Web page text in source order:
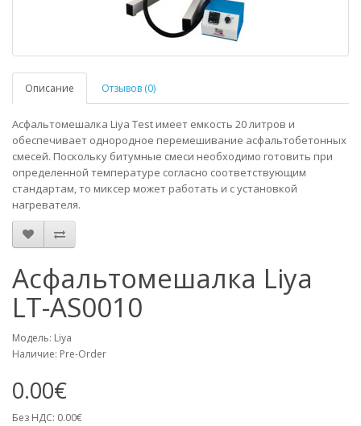
Описание Отзывов (0)
Асфальтомешалка Liya Test имеет емкость 20 литров и
обеспечивает однородное перемешивание асфальтобетонных
смесей. Поскольку битумные смеси необходимо готовить при
определенной температуре согласно соответствующим
стандартам, то миксер может работать и с установкой
нагревателя.
Асфальтомешалка Liya
LT-AS0010
Модель: Liya
Наличие: Pre-Order
0.00€
Без НДС: 0.00€